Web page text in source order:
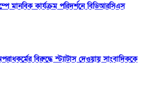
মানবিক কার্যক্রম পরিদর্শনে বিডিআরসিএস
বিরুদ্ধে স্ট্যাটাস দেওয়ায় সাংবাদিককে